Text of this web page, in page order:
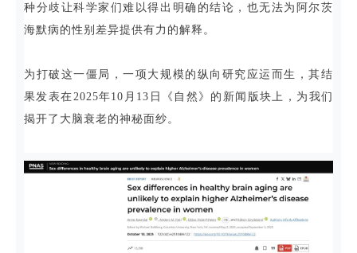
种分歧让科学家们难以得出明确的结论，也无法为阿尔茨
海默病的性别差异提供有力的解释。
为打破这一僵局，一项大规模的纵向研究应运而生，其结
果发表在2025年10月13日《自然》的新闻版块上，为我们
揭开了大脑衰老的神秘面纱。